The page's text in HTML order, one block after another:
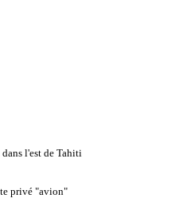
l'est de Tahiti
privé "avion"